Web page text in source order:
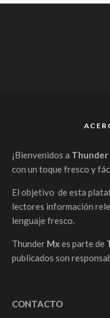
¡Bienvenidos a Thunder
con un toque fresco y
El objetivo de esta
lectores información
lenguaje fresco.
Thunder Mxes parte de
publicados son
CONTACTO